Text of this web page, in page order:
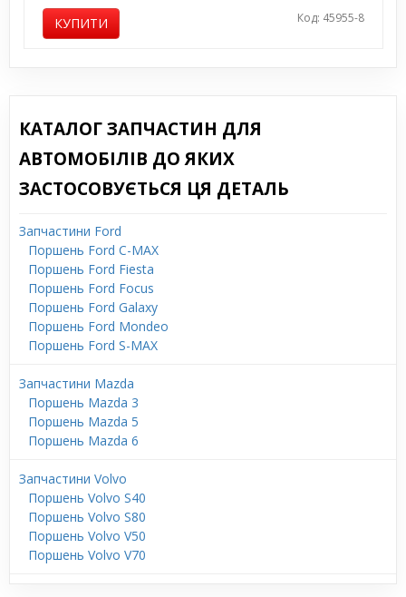
КУПИТИ Код: 45955-8
КАТАЛОГ ЗАПЧАСТИН ДЛЯ
АВТОМОБІЛІВ ДО ЯКИХ
ЗАСТОСОВУЄТЬСЯ ЦЯ ДЕТАЛЬ
Запчастини Ford
Поршень Ford C-MAX
Поршень Ford Fiesta
Поршень Ford Focus
Поршень Ford Galaxy
Поршень Ford Mondeo
Поршень Ford S-MAX
Запчастини Mazda
Поршень Mazda 3
Поршень Mazda 5
Поршень Mazda 6
Запчастини Volvo
Поршень Volvo S40
Поршень Volvo S80
Поршень Volvo V50
Поршень Volvo V70